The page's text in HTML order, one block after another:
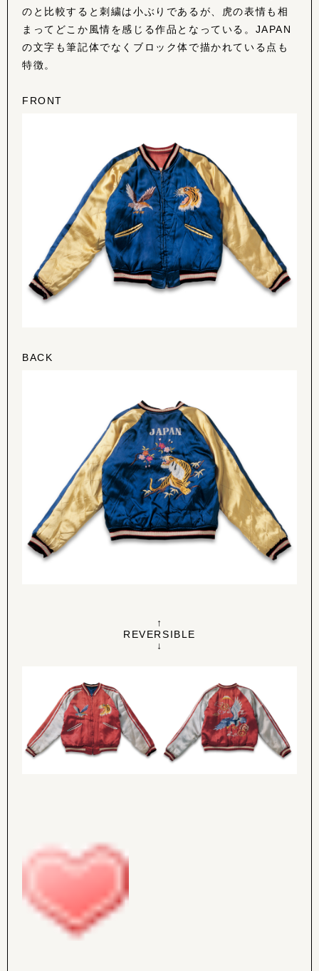
のと比較すると刺繍は小ぶりであるが、虎の表情も相
まってどこか風情を感じる作品となっている。JAPAN
の文字も筆記体でなくブロック体で描かれている点も
特徴。
FRONT
BACK
↑
REVERSIBLE
↓